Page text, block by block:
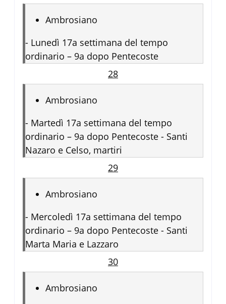
Ambrosiano
- Lunedì 17a settimana del tempo
ordinario – 9a dopo Pentecoste
28
Ambrosiano
- Martedì 17a settimana del tempo
ordinario – 9a dopo Pentecoste - Santi
Nazaro e Celso, martiri
29
Ambrosiano
- Mercoledì 17a settimana del tempo
ordinario – 9a dopo Pentecoste - Santi
Marta Maria e Lazzaro
30
Ambrosiano